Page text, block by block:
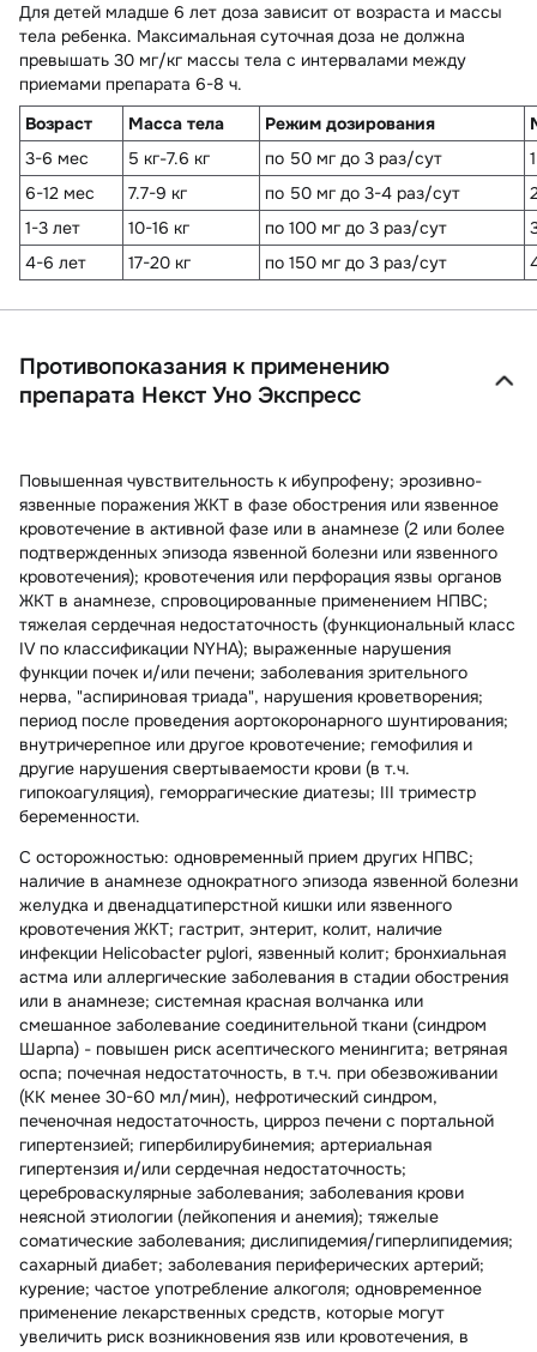
Для детей младше 6 лет доза зависит от возраста и массы
тела ребенка. Максимальная суточная доза не должна
превышать 30 мг/кг массы тела c интервалами между
приемами препарата 6-8 ч.
Возраст
Масса тела Режим дозирования
3-6 мес
5 кг-7.6 кг по 50 мг до 3 раз/сут
6-12 мес
7.7-9 кг по 50 мг до 3-4 раз/сут
1-3 лет
10-16 кг по 100 мг до 3 раз/сут
4-6 лет
17-20 кг по 150 мг до 3 раз/сут
Противопоказания к применению
препарата Некст Уно Экспресс
Повышенная чувствительность к ибупрофену; эрозивно-
язвенные поражения ЖКТ в фазе обострения или язвенное
кровотечение в активной фазе или в анамнезе (2 или более
подтвержденных эпизода язвенной болезни или язвенного
кровотечения); кровотечения или перфорация язвы органов
ЖКТ в анамнезе, спровоцированные применением НПВС;
тяжелая сердечная недостаточность (функциональный класс
IV по классификации NYHA); выраженные нарушения
функции почек и/или печени; заболевания зрительного
нерва, "аспириновая триада", нарушения кроветворения;
период после проведения аортокоронарного шунтирования;
внутричерепное или другое кровотечение; гемофилия и
другие нарушения свертываемости крови (в т.ч.
гипокоагуляция), геморрагические диатезы; III триместр
беременности.
С осторожностью: одновременный прием других НПВС;
наличие в анамнезе однократного эпизода язвенной болезни
желудка и двенадцатиперстной кишки или язвенного
кровотечения ЖКТ; гастрит, энтерит, колит, наличие
инфекции Helicobacter pylori, язвенный колит; бронхиальная
астма или аллергические заболевания в стадии обострения
или в анамнезе; системная красная волчанка или
смешанное заболевание соединительной ткани (синдром
Шарпа) - повышен риск асептического менингита; ветряная
оспа; почечная недостаточность, в т.ч. при обезвоживании
(КК менее 30-60 мл/мин), нефротический синдром,
печеночная недостаточность, цирроз печени с портальной
гипертензией; гипербилирубинемия; артериальная
гипертензия и/или сердечная недостаточность;
цереброваскулярные заболевания; заболевания крови
неясной этиологии (лейкопения и анемия); тяжелые
соматические заболевания; дислипидемия/гиперлипидемия;
сахарный диабет; заболевания периферических артерий;
курение; частое употребление алкоголя; одновременное
применение лекарственных средств, которые могут
увеличить риск возникновения язв или кровотечения, в